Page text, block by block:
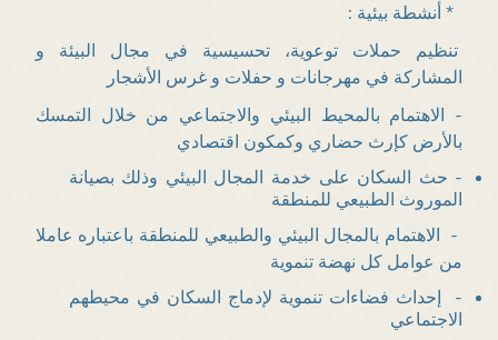
* أنشطة بيئية :
تنظيم حملات توعوية، تحسيسية في مجال البيئة و
المشاركة في مهرجانات و حفلات و غرس الأشجار
- الاهتمام بالمحيط البيئي والاجتماعي من خلال التمسك
بالأرض كإرث حضاري وكمكون اقتصادي
- حث السكان على خدمة المجال البيئي وذلك بصيانة
الموروث الطبيعي للمنطقة
- الاهتمام بالمجال البيئي والطبيعي للمنطقة باعتباره عاملا
من عوامل كل نهضة تنموية
- إحداث فضاءات تنموية لإدماج السكان في محيطهم
الاجتماعي